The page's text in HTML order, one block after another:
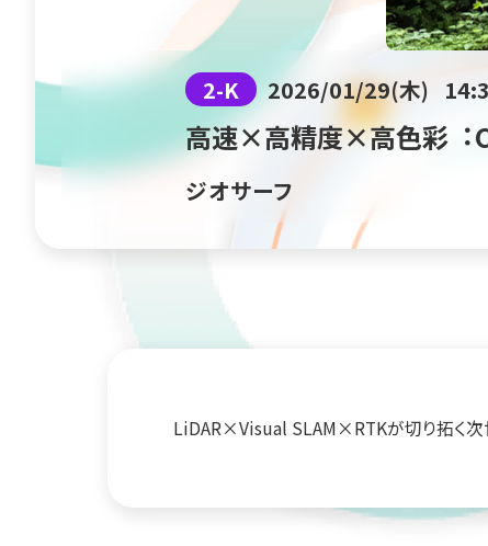
2-K 2026/01/29(木)
⾼速×⾼精度×⾼⾊彩
ジオサーフ
LiDAR×Visual SLAM×RTKが切り拓く次